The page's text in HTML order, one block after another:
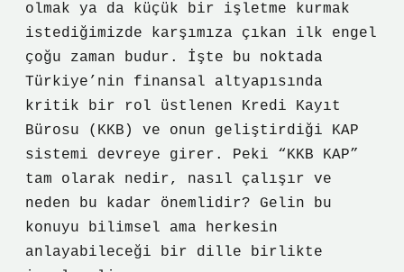
olmak ya da küçük bir işletme kurmak
istediğimizde karşımıza çıkan ilk engel
çoğu zaman budur. İşte bu noktada
Türkiye’nin finansal altyapısında
kritik bir rol üstlenen Kredi Kayıt
Bürosu (KKB) ve onun geliştirdiği KAP
sistemi devreye girer. Peki “KKB KAP”
tam olarak nedir, nasıl çalışır ve
neden bu kadar önemlidir? Gelin bu
konuyu bilimsel ama herkesin
anlayabileceği bir dille birlikte